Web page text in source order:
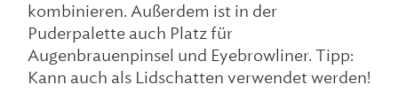
kombinieren. Außerdem ist in der
Puderpalette auch Platz für
Augenbrauenpinsel und Eyebrowliner. Tipp:
Kann auch als Lidschatten verwendet werden!